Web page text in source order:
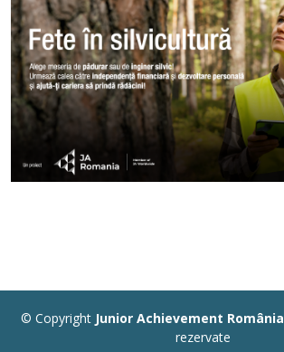
© Copyright Junior Achievement România
rezervate